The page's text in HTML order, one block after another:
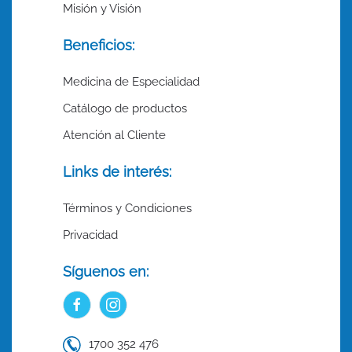
Misión y Visión
Beneficios:
Medicina de Especialidad
Catálogo de productos
Atención al Cliente
Links de interés:
Términos y Condiciones
Privacidad
Síguenos en:
1700 352 476